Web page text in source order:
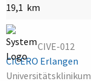
19,1 km
CIVE-012
CICERO Erlangen